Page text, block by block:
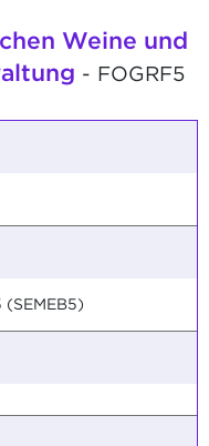
Weine und
- FOGRF5